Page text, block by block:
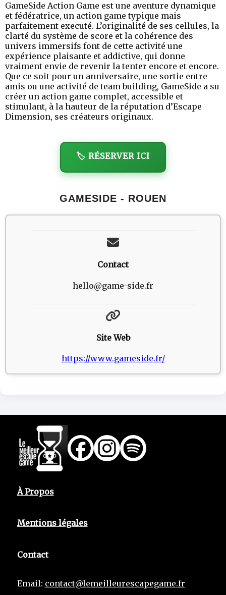
GameSide Action Game est une aventure dynamique
et fédératrice, un action game typique mais
parfaitement executé. L’originalité de ses cellules, la
clarté du système de score et la cohérence des
univers immersifs font de cette activité une
expérience plaisante et addictive, qui donne
vraiment envie de revenir la tenter encore et encore.
Que ce soit pour un anniversaire, une sortie entre
amis ou une activité de team building, GameSide a su
créer un action game complet, accessible et
stimulant, à la hauteur de la réputation d’Escape
Dimension, ses créateurs originaux.
🏷️ RÉSERVER ICI
GAMESIDE - ROUEN
Contact
hello@game-side.fr
Site Web
https://www.gameside.fr/
À Propos
Mentions légales
Contact
Email: contact@lemeilleurescapegame.fr